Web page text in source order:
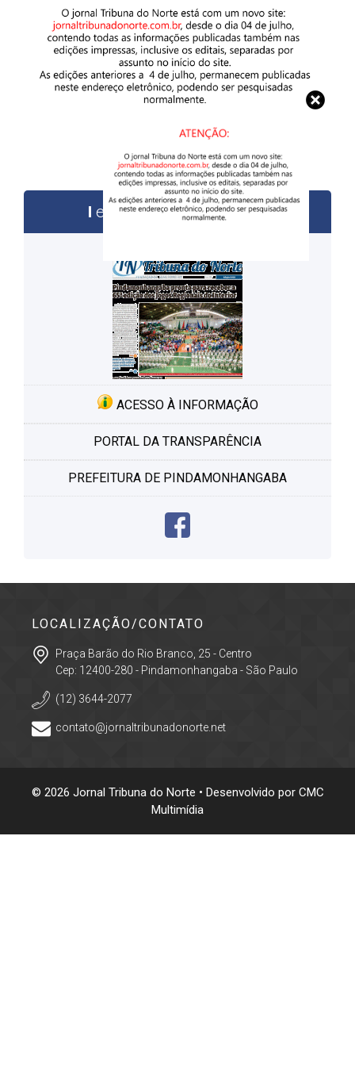
edições anteriores
ACESSO À INFORMAÇÃO
PORTAL DA TRANSPARÊNCIA
PREFEITURA DE PINDAMONHANGABA
LOCALIZAÇÃO/CONTATO
Praça Barão do Rio Branco, 25 - Centro
Cep: 12400-280 - Pindamonhangaba - São Paulo
(12) 3644-2077
contato@jornaltribunadonorte.net
© 2026 Jornal Tribuna do Norte • Desenvolvido por CMC
Multimídia